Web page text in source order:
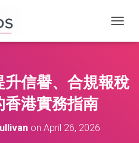
O
L
E
信譽、合規報稅
香港實務指南
on April 26, 2026